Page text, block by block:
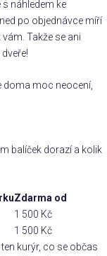
náhledem ke
po objednávce míří
Takže se ani
doma moc neocení,
balíček dorazí a kolik
Zdarma od
1 500 Kč
1 500 Kč
kurýr, co se občas